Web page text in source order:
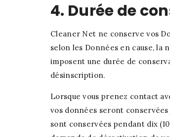
4. Durée de
Cleaner Net ne conserve vos
selon les Données en cause,
imposent une durée de
désinscription.
Lorsque vous prenez contact
vos données seront
sont conservées pendant dix